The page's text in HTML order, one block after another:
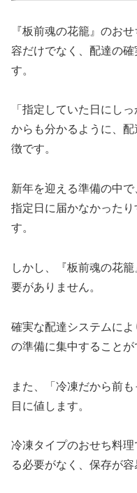
『板前魂の花籠』のお
容だけでなく、配達の
す。
「指定していた日にし
からも分かるように、
徴です。
新年を迎える準備の中で
指定日に届かなかった
す。
しかし、『板前魂の花
要がありません。
確実な配達システムに
の準備に集中することが
また、「冷凍だから前
目に値します。
冷凍タイプのおせち料
る必要がなく、保存が容